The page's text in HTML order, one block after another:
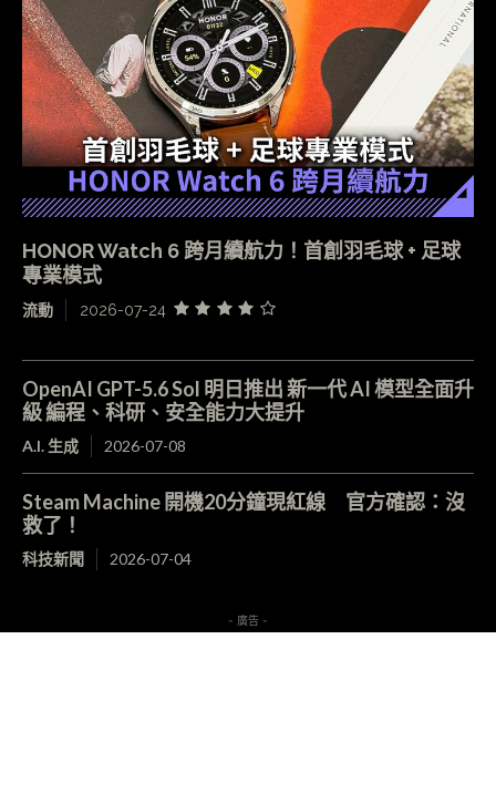
HONOR Watch 6 跨月續航力！首創羽毛球 + 足球
專業模式
流動 2026-07-24
OpenAI GPT-5.6 Sol 明日推出 新一代 AI 模型全面升
級 編程、科研、安全能力大提升
A.I. 生成 2026-07-08
Steam Machine 開機20分鐘現紅線 官方確認：沒
救了！
科技新聞 2026-07-04
- 廣告 -